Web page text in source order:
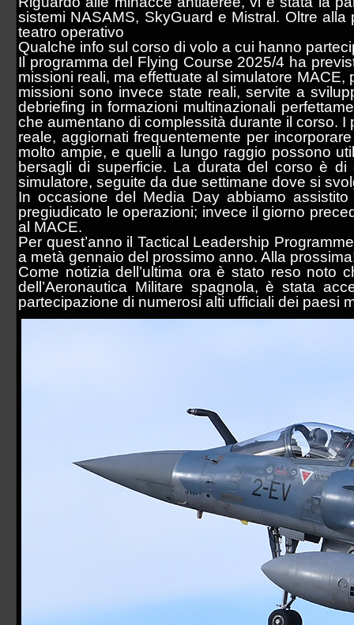
sistemi NASAMS, SkyGuard e Mistral. Oltre
teatro operativo
Qualche info sul corso di volo a cui hanno
Il programma del Flying Course 2025/4 ha
missioni reali, ma effettuate al simulatore
missioni sono invece state reali, servite a
debriefing in formazioni multinazionali
che aumentano di complessità durante il corso.
reale, aggiornati frequentemente per
molto ampie, e quelli a lungo raggio possono
bersagli di superficie. La durata del corso è
simulatore, seguite da due settimane dove si
In occasione del Media Day abbiamo
pregiudicato le operazioni; invece il giorno
al MACE.
Per quest’anno il Tactical Leadership
a metà gennaio del prossimo anno. Alla
Come notizia dell’ultima ora è stato reso noto
dell’Aeronautica Militare spagnola, è stata
partecipazione di numerosi alti ufficiali dei paesi